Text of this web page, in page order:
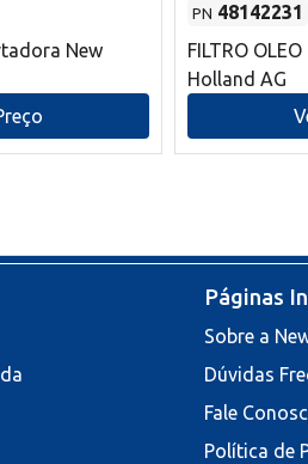
New
PN 48142231
FILTRO
Holland AG
Páginas
Sobre a
Dúvidas
Fale
Política de